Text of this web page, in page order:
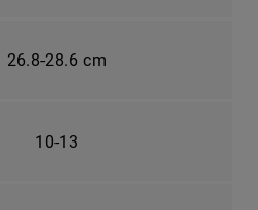
26.8-28.6 cm
10-13